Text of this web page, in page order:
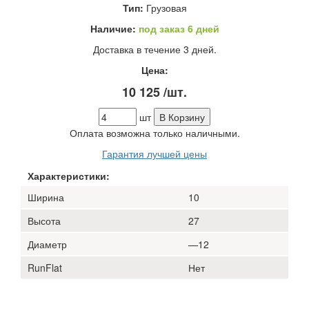
Тип: Грузовая
Наличие: под заказ 6 дней
Доставка в течение 3 дней.
Цена:
10 125/шт.
шт В Корзину
Оплата возможна только наличными.
Гарантия лучшей цены
Характеристики:
Ширина
10
Высота
27
Диаметр
—12
RunFlat
Нет